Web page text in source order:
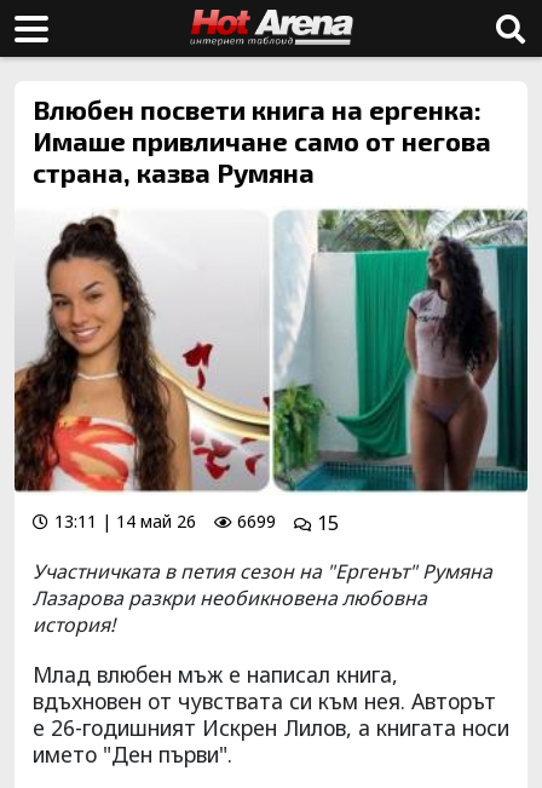
Влюбен посвети книга на ергенка:
Имаше привличане само от негова
страна, казва Румяна
13:11 | 14 май 26 6699
15
Участничката в петия сезон на "Ергенът" Румяна
Лазарова разкри необикновена любовна
история!
Млад влюбен мъж е написал книга,
вдъхновен от чувствата си към нея. Авторът
е 26-годишният Искрен Лилов, а книгата носи
името "Ден първи".